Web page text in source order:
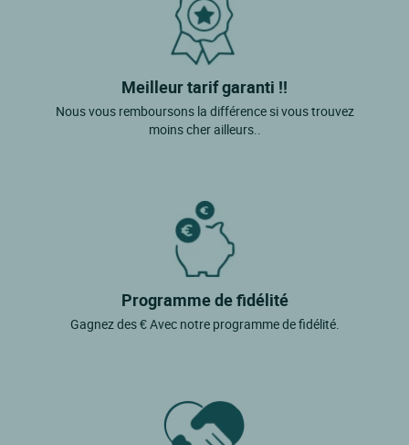
Meilleur tarif garanti !!
Nous vous remboursons la différence si vous trouvez
moins cher ailleurs..
Programme de fidélité
Gagnez des € Avec notre programme de fidélité.